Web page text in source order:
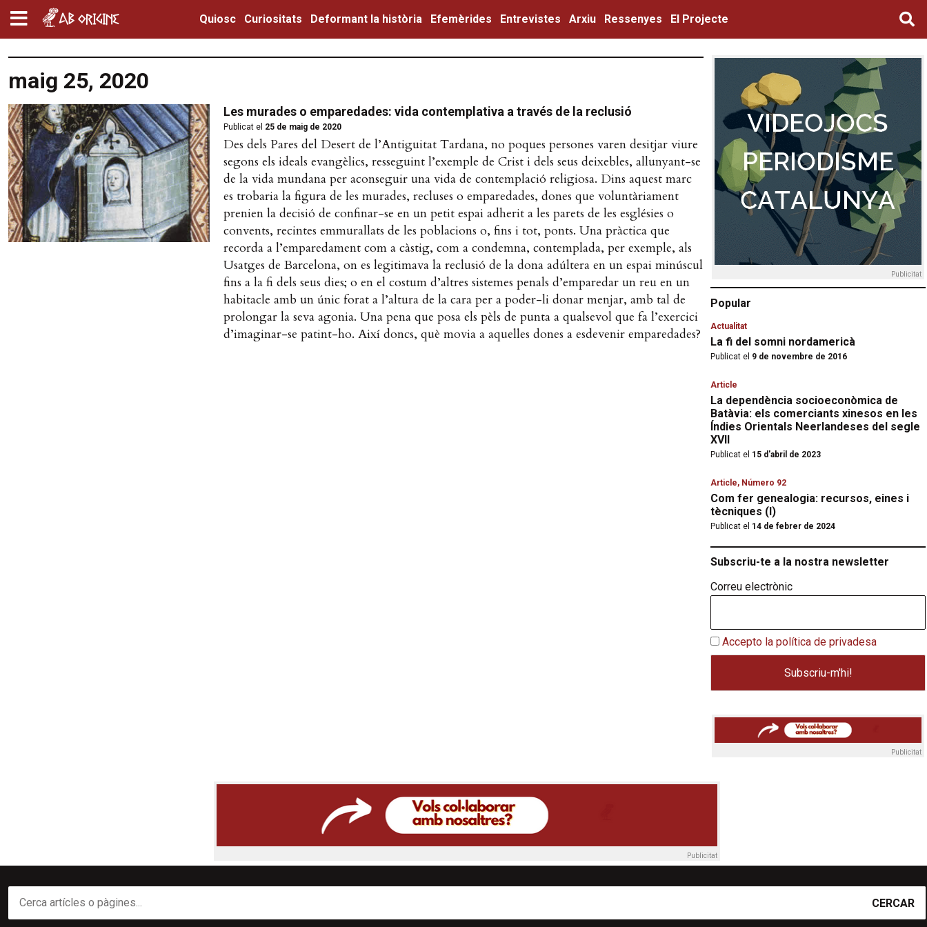
Quiosc Curiositats Deformant la història Efemèrides Entrevistes Arxiu Ressenyes El Projecte
maig 25, 2020
Les murades o emparedades: vida contemplativa a través de la reclusió
Publicat el 25 de maig de 2020
Des dels Pares del Desert de l’Antiguitat Tardana, no poques persones varen desitjar viure
segons els ideals evangèlics, resseguint l’exemple de Crist i dels seus deixebles, allunyant-se
de la vida mundana per aconseguir una vida de contemplació religiosa. Dins aquest marc
es trobaria la figura de les murades, recluses o emparedades, dones que voluntàriament
prenien la decisió de confinar-se en un petit espai adherit a les parets de les esglésies o
convents, recintes emmurallats de les poblacions o, fins i tot, ponts. Una pràctica que
recorda a l’emparedament com a càstig, com a condemna, contemplada, per exemple, als
Usatges de Barcelona, on es legitimava la reclusió de la dona adúltera en un espai minúscul
fins a la fi dels seus dies; o en el costum d’altres sistemes penals d’emparedar un reu en un
habitacle amb un únic forat a l’altura de la cara per a poder-li donar menjar, amb tal de
prolongar la seva agonia. Una pena que posa els pèls de punta a qualsevol que fa l’exercici
d’imaginar-se patint-ho. Així doncs, què movia a aquelles dones a esdevenir emparedades?
Publicitat
Popular
Actualitat
La fi del somni nordamericà
Publicat el 9 de novembre de 2016
Article
La dependència socioeconòmica de
Batàvia: els comerciants xinesos en les
Índies Orientals Neerlandeses del segle
XVII
Publicat el 15 d'abril de 2023
Article, Número 92
Com fer genealogia: recursos, eines i
tècniques (I)
Publicat el 14 de febrer de 2024
Subscriu-te a la nostra newsletter
Correu electrònic
Accepto la política de privadesa
Publicitat
Publicitat
CERCAR